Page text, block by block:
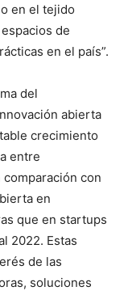
en el tejido
de
en el país”.
del
abierta
crecimiento
entre
con
en
que en startups
2022. Estas
de las
soluciones